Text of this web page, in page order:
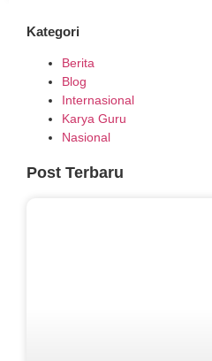
Kategori
Berita
Blog
Internasional
Karya Guru
Nasional
Post Terbaru